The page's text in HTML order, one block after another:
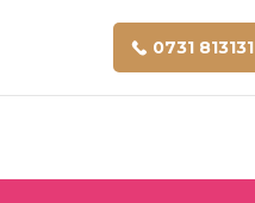
0731 813131